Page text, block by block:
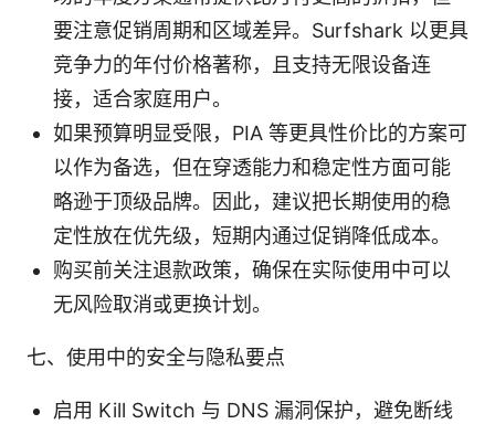
要注意促销周期和区域差异。Surfshark 以更具
竞争力的年付价格著称，且支持无限设备连
接，适合家庭用户。
如果预算明显受限，PIA 等更具性价比的方案可
以作为备选，但在穿透能力和稳定性方面可能
略逊于顶级品牌。因此，建议把长期使用的稳
定性放在优先级，短期内通过促销降低成本。
购买前关注退款政策，确保在实际使用中可以
无风险取消或更换计划。
七、使用中的安全与隐私要点
启用 Kill Switch 与 DNS 漏洞保护，避免断线